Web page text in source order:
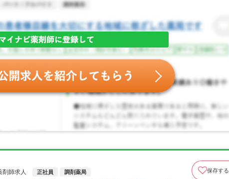
師求人
正社員 調剤薬局 保存する